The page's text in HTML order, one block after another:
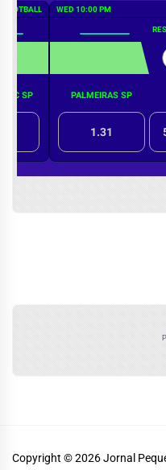
Copyright © 2026Jornal